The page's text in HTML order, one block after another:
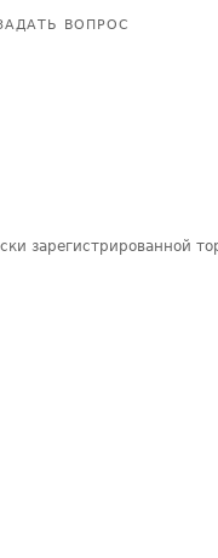
ВОПРОС
зарегистрированной